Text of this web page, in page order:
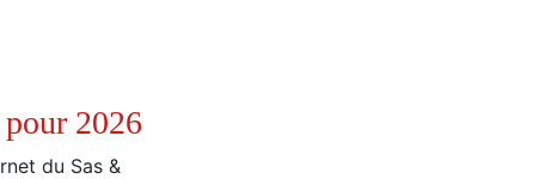
pour 2026
du Sas &